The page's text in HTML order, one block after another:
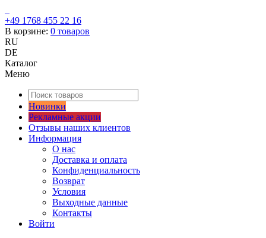
+49 1768 455 22 16
В корзине: 0 товаров
RU
DE
Каталог
Меню
Новинки
Рекламные акции
Отзывы наших клиентов
Информация
О нас
Доставка и оплата
Конфиденциальность
Возврат
Условия
Выходные данные
Контакты
Войти